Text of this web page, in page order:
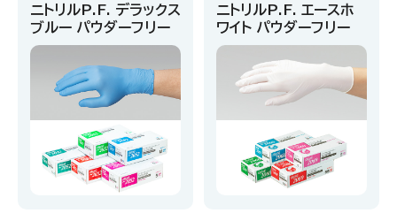
ニトリルP.F. デラックス
ブルー パウダーフリー
ニトリルP.F. エースホ
ワイト パウダーフリー